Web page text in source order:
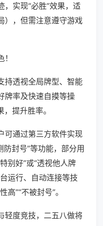
实现“必胜”效果，适
），但需注意遵守游戏
持透视全局牌型、智能
牌率及快速自摸等操
提升胜率。
可通过第三方软件实现
防封号”等功能，部分用
别好”或“透视他人牌
运行、自动连接等技
”“不被封号”。
轻度竞技，二五八做将